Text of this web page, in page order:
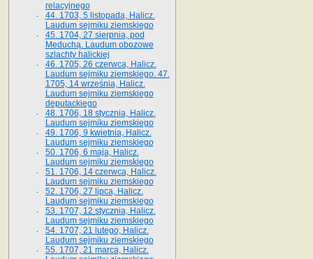
relacyjnego
44. 1703, 5 listopada, Halicz.
Laudum sejmiku ziemskiego
45. 1704, 27 sierpnia, pod
Meduchą. Laudum obozowe
szlachty halickiej
46. 1705, 26 czerwca, Halicz.
Laudum sejmiku ziemskiego. 47.
1705, 14 września, Halicz.
Laudum sejmiku ziemskiego
deputackiego
48. 1706, 18 stycznia, Halicz.
Laudum sejmiku ziemskiego
49. 1706, 9 kwietnia, Halicz.
Laudum sejmiku ziemskiego
50. 1706, 6 maja, Halicz.
Laudum sejmiku ziemskiego
51. 1706, 14 czerwca, Halicz.
Laudum sejmiku ziemskiego
52. 1706, 27 lipca, Halicz.
Laudum sejmiku ziemskiego
53. 1707, 12 stycznia, Halicz.
Laudum sejmiku ziemskiego
54. 1707, 21 lutego, Halicz.
Laudum sejmiku ziemskiego
55. 1707, 21 marca, Halicz.